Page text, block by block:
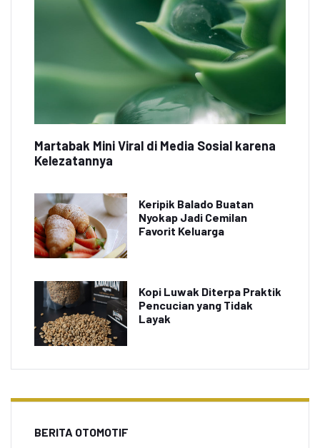
Martabak Mini Viral di Media Sosial karena
Kelezatannya
Keripik Balado Buatan
Nyokap Jadi Cemilan
Favorit Keluarga
Kopi Luwak Diterpa Praktik
Pencucian yang Tidak
Layak
BERITA OTOMOTIF